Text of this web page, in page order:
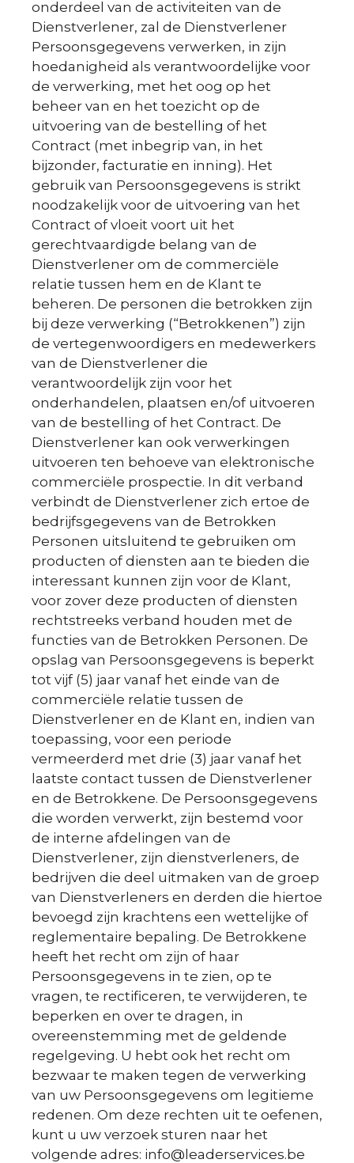
onderdeel van de activiteiten van de
Dienstverlener, zal de Dienstverlener
Persoonsgegevens verwerken, in zijn
hoedanigheid als verantwoordelijke voor
de verwerking, met het oog op het
beheer van en het toezicht op de
uitvoering van de bestelling of het
Contract (met inbegrip van, in het
bijzonder, facturatie en inning). Het
gebruik van Persoonsgegevens is strikt
noodzakelijk voor de uitvoering van het
Contract of vloeit voort uit het
gerechtvaardigde belang van de
Dienstverlener om de commerciële
relatie tussen hem en de Klant te
beheren. De personen die betrokken zijn
bij deze verwerking (“Betrokkenen”) zijn
de vertegenwoordigers en medewerkers
van de Dienstverlener die
verantwoordelijk zijn voor het
onderhandelen, plaatsen en/of uitvoeren
van de bestelling of het Contract. De
Dienstverlener kan ook verwerkingen
uitvoeren ten behoeve van elektronische
commerciële prospectie. In dit verband
verbindt de Dienstverlener zich ertoe de
bedrijfsgegevens van de Betrokken
Personen uitsluitend te gebruiken om
producten of diensten aan te bieden die
interessant kunnen zijn voor de Klant,
voor zover deze producten of diensten
rechtstreeks verband houden met de
functies van de Betrokken Personen. De
opslag van Persoonsgegevens is beperkt
tot vijf (5) jaar vanaf het einde van de
commerciële relatie tussen de
Dienstverlener en de Klant en, indien van
toepassing, voor een periode
vermeerderd met drie (3) jaar vanaf het
laatste contact tussen de Dienstverlener
en de Betrokkene. De Persoonsgegevens
die worden verwerkt, zijn bestemd voor
de interne afdelingen van de
Dienstverlener, zijn dienstverleners, de
bedrijven die deel uitmaken van de groep
van Dienstverleners en derden die hiertoe
bevoegd zijn krachtens een wettelijke of
reglementaire bepaling. De Betrokkene
heeft het recht om zijn of haar
Persoonsgegevens in te zien, op te
vragen, te rectificeren, te verwijderen, te
beperken en over te dragen, in
overeenstemming met de geldende
regelgeving. U hebt ook het recht om
bezwaar te maken tegen de verwerking
van uw Persoonsgegevens om legitieme
redenen. Om deze rechten uit te oefenen,
kunt u uw verzoek sturen naar het
volgende adres: info@leaderservices.be